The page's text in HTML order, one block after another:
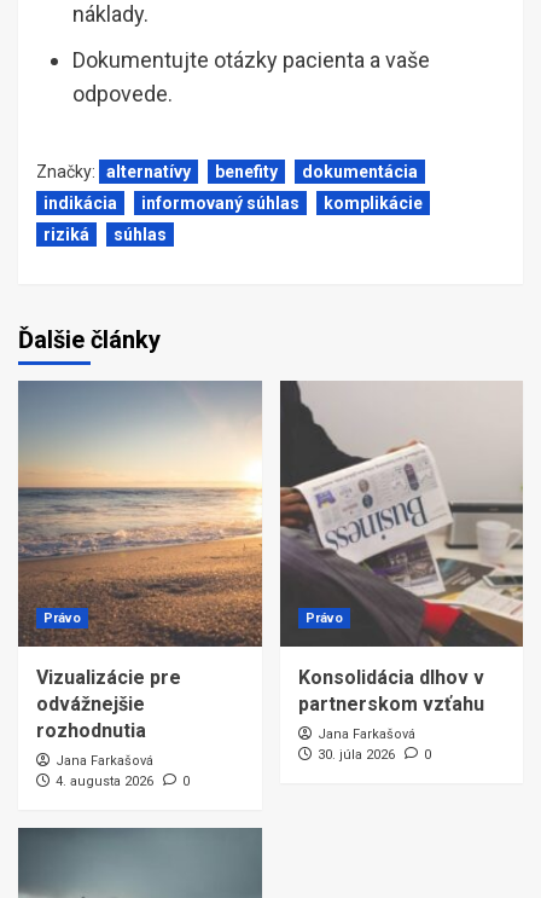
náklady.
Dokumentujte otázky pacienta a vaše
odpovede.
Značky: alternatívy benefity
dokumentácia
indikácia
informovaný súhlas
komplikácie
riziká
súhlas
Ďalšie články
Právo
Vizualizácie pre
odvážnejšie
rozhodnutia
Jana Farkašová
4. augusta 2026
0
Právo
Konsolidácia dlhov v
partnerskom vzťahu
Jana Farkašová
30. júla 2026
0